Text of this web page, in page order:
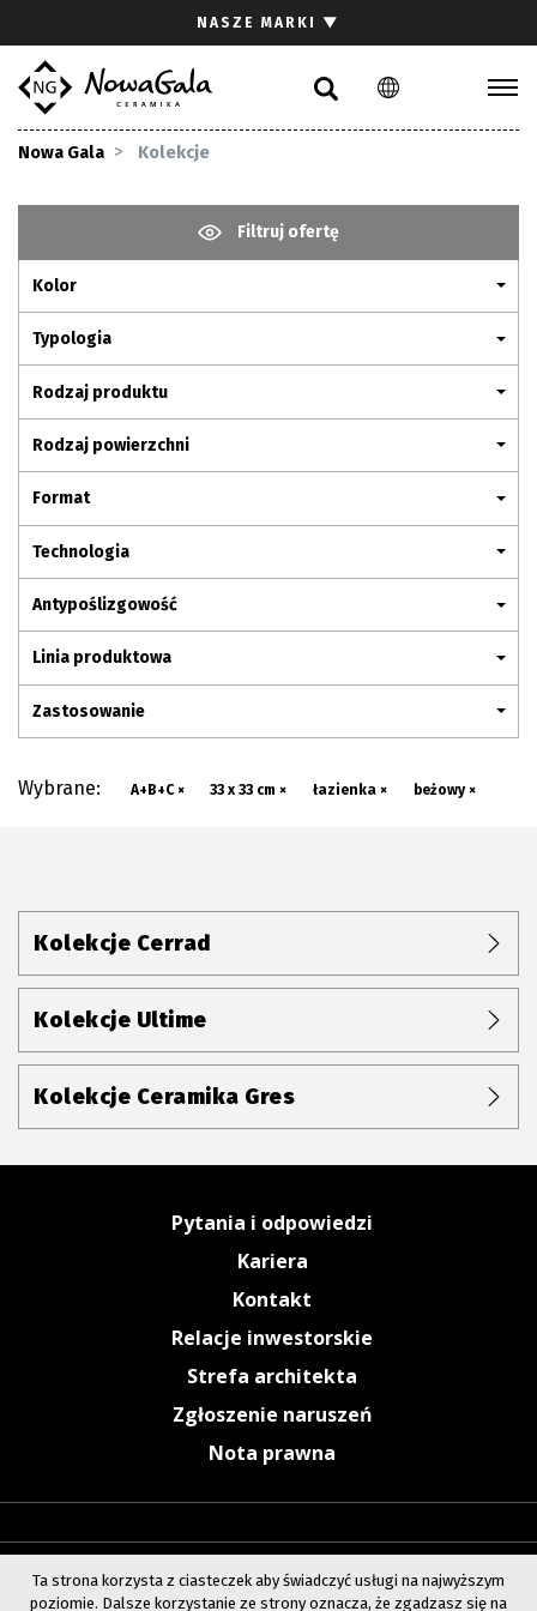
PL EN
NASZE MARKI ▼
Nowa Gala Kolekcje
Filtruj ofertę
Kolor
Typologia
Rodzaj produktu
Rodzaj powierzchni
Format
Technologia
Antypoślizgowość
Linia produktowa
Zastosowanie
Wybrane: A+B+C × 33 x 33 cm × łazienka × beżowy ×
Kolekcje Cerrad
Kolekcje Ultime
Kolekcje Ceramika Gres
Pytania i odpowiedzi
Kariera
Kontakt
Relacje inwestorskie
Strefa architekta
Zgłoszenie naruszeń
Nota prawna
Gdzie kupić
Pliki do pobrania
Pytania i odpowiedzi
Kariera
Kontakt
Komunikacja z akcjonariuszami
Ta strona korzysta z ciasteczek aby świadczyć usługi na najwyższym
poziomie. Dalsze korzystanie ze strony oznacza, że zgadzasz się na